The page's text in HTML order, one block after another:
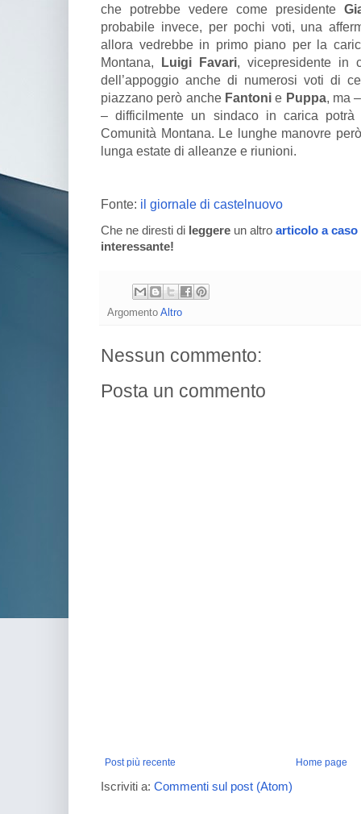
che potrebbe vedere come presidente
probabile invece, per pochi voti, una
allora vedrebbe in primo piano per la
Montana, Luigi Favari, vicepresidente in
dell’appoggio anche di numerosi voti di
piazzano però anche Fantonie Puppa, ma
– difficilmente un sindaco in carica
Comunità Montana. Le lunghe manovre
lunga estate di alleanze e riunioni.
Fonte: il giornale di castelnuovo
Che ne diresti di leggere un altro articolo a caso
interessante!
Argomento Altro
Nessun commento:
Posta un commento
Post più recente Home page
Iscriviti a: Commenti sul post (Atom)